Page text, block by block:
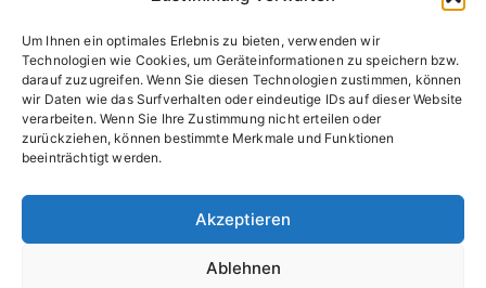
Um Ihnen ein optimales Erlebnis zu bieten, verwenden wir
Technologien wie Cookies, um Geräteinformationen zu speichern bzw.
darauf zuzugreifen. Wenn Sie diesen Technologien zustimmen, können
wir Daten wie das Surfverhalten oder eindeutige IDs auf dieser Website
verarbeiten. Wenn Sie Ihre Zustimmung nicht erteilen oder
zurückziehen, können bestimmte Merkmale und Funktionen
beeinträchtigt werden.
Akzeptieren
Ablehnen
Domainvergabestelle.de